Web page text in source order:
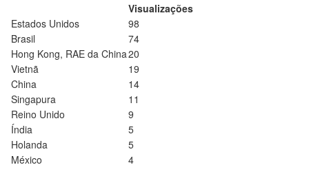
Visualizações
Estados Unidos
98
Brasil
74
Hong Kong, RAE da China20
Vietnã
19
China
14
Singapura
11
Reino Unido
9
Índia
5
Holanda
5
México
4